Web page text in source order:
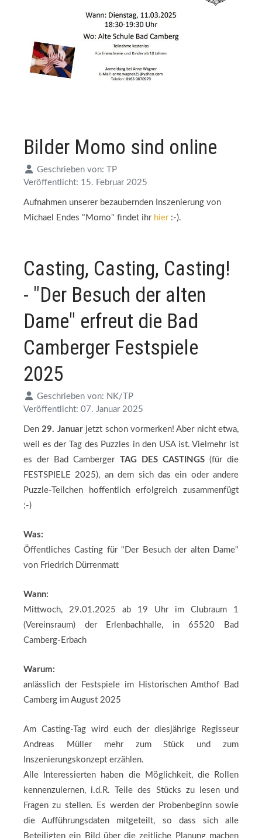
Bilder Momo sind online
Geschrieben von:
TP
Veröffentlicht: 15. Februar 2025
Aufnahmen unserer bezaubernden Inszenierung von
Michael Endes "Momo" findet ihr hier:-).
Casting, Casting, Casting!
- "Der Besuch der alten
Dame" erfreut die Bad
Camberger Festspiele
2025
Geschrieben von: NK/TP
Veröffentlicht: 07. Januar 2025
Den 29. Januarjetzt schon vormerken! Aber nicht etwa,
weil es der Tag des Puzzles in den USA ist. Vielmehr ist
es der Bad Camberger TAG DES CASTINGS(für die
FESTSPIELE 2025), an dem sich das ein oder andere
Puzzle-Teilchen hoffentlich erfolgreich zusammenfügt
;-)
Was:
Öffentliches Casting für "Der Besuch der alten Dame"
von Friedrich Dürrenmatt
Wann:
Mittwoch, 29.01.2025 ab 19 Uhr im Clubraum 1
(Vereinsraum) der Erlenbachhalle, in 65520 Bad
Camberg-Erbach
Warum:
anlässlich der Festspiele im Historischen Amthof Bad
Camberg im August 2025
Am Casting-Tag wird euch der diesjährige Regisseur
Andreas Müller mehr zum Stück und zum
Inszenierungskonzept erzählen.
Alle Interessierten haben die Möglichkeit, die Rollen
kennenzulernen, i.d.R. Teile des Stücks zu lesen und
Fragen zu stellen. Es werden der Probenbeginn sowie
die Aufführungsdaten mitgeteilt, so dass sich alle
Beteiligten ein Bild über die zeitliche Planung machen